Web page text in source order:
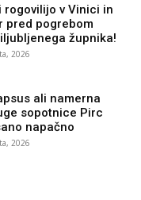
rogovilijo v Vinici in
pred pogrebom
župnika!
2026
ali namerna
sopotnice Pirc
napačno
2026